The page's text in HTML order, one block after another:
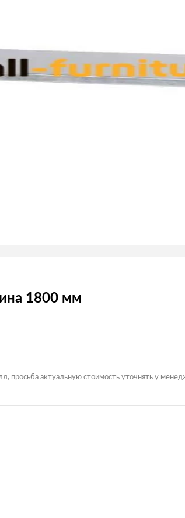
1800 мм
просьба актуальную стоимость уточнять у